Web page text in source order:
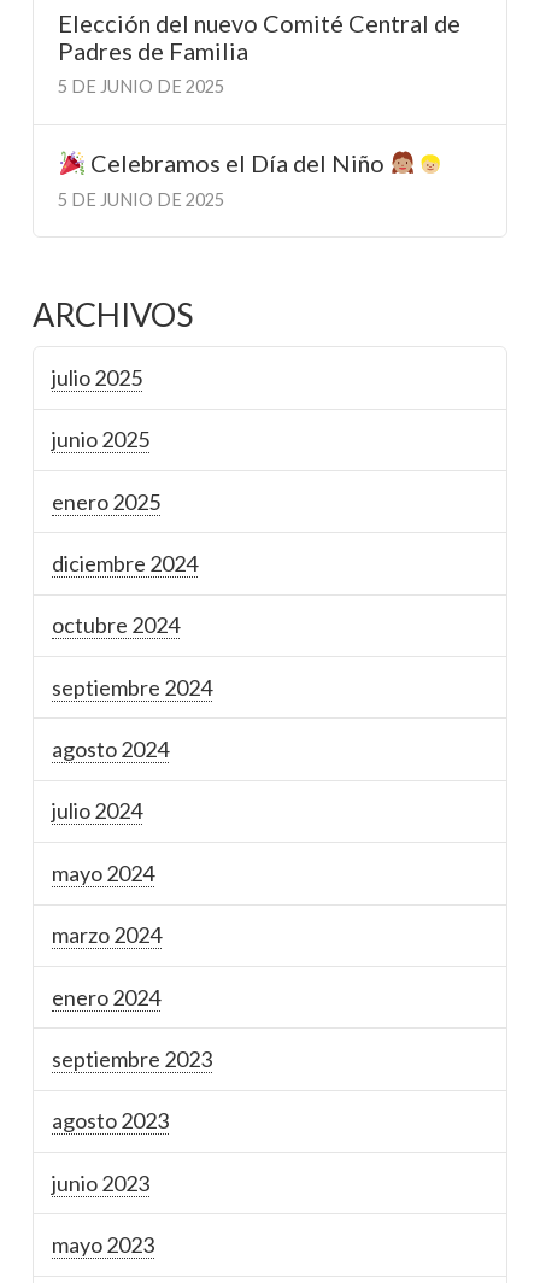
Elección del nuevo Comité Central de
Padres de Familia
5 DE JUNIO DE 2025
Celebramos el Día del Niño
5 DE JUNIO DE 2025
ARCHIVOS
julio 2025
junio 2025
enero 2025
diciembre 2024
octubre 2024
septiembre 2024
agosto 2024
julio 2024
mayo 2024
marzo 2024
enero 2024
septiembre 2023
agosto 2023
junio 2023
mayo 2023